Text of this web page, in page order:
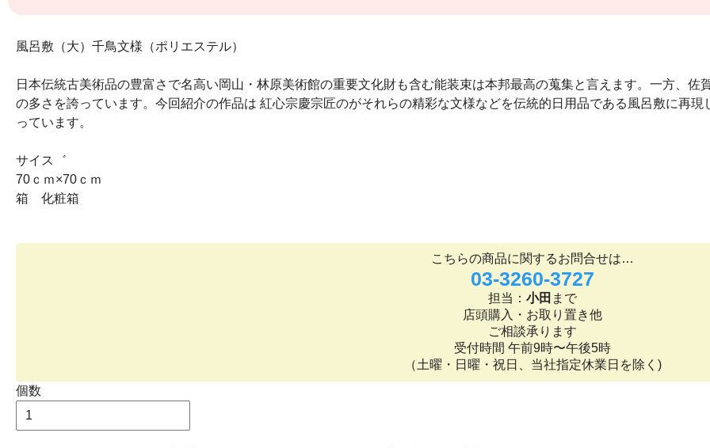
風呂敷（大）千鳥文様（ポリエステル）
日本伝統古美術品の豊富さで名高い岡山・林原美術館の重要文化財も含む能装束は本邦最高の蒐集と言えます。一方、
の多さを誇っています。今回紹介の作品は 紅心宗慶宗匠のがそれらの精彩な文様などを伝統的日用品である風呂敷に再
っています。
サイス゛
70ｃｍ×70ｃｍ
箱 化粧箱
こちらの商品に関するお問合せは…
03-3260-3727
担当： 小田 まで
店頭購入・お取り置き他
ご相談承ります
受付時間 午前9時〜午後5時
（土曜・日曜・祝日、当社指定休業日を除く)
個数